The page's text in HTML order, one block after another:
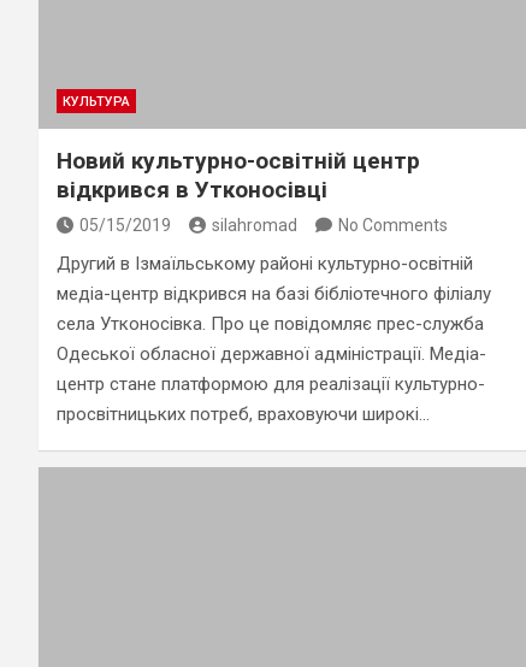
КУЛЬТУРА
Новий культурно-освітній центр
відкрився в Утконосівці
05/15/2019 silahromad No Comments
Другий в Ізмаїльському районі культурно-освітній
медіа-центр відкрився на базі бібліотечного філіалу
села Утконосівка. Про це повідомляє прес-служба
Одеської обласної державної адміністрації. Медіа-
центр стане платформою для реалізації культурно-
просвітницьких потреб, враховуючи широкі…